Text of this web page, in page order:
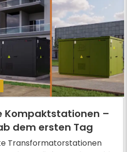
Kompaktstationen –
dem ersten Tag
Transformatorstationen